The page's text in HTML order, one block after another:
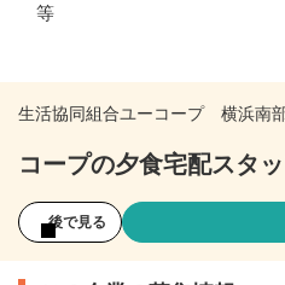
等
生活協同組合ユーコープ 横浜南
コープの夕食宅配スタ
後で見る